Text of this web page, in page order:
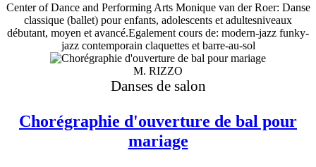
Center of Dance and Performing Arts Monique van der Roer: Danse
classique (ballet) pour enfants, adolescents et adultesniveaux
débutant, moyen et avancé.Egalement cours de: modern-jazz funky-
jazz contemporain claquettes et barre-au-sol
M. RIZZO
Danses de salon
Chorégraphie d'ouverture de bal pour
mariage